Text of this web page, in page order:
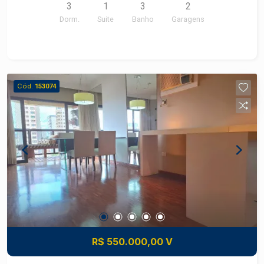
3
Dorm.
1
Suite
3
Banho
2
Garagens
Cód. 153074
R$ 550.000,00 V